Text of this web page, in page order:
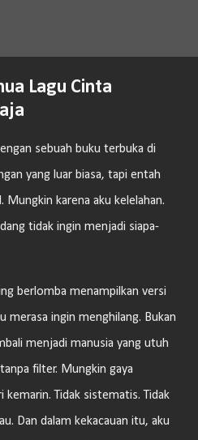
konten utama
Lagu Cinta
sebuah buku terbuka di
yang luar biasa, tapi entah
Mungkin karena aku kelelahan.
tidak ingin menjadi siapa-
berlomba menampilkan versi
merasa ingin menghilang. Bukan
menjadi manusia yang utuh
filter. Mungkin gaya
kemarin. Tidak sistematis. Tidak
Dan dalam kekacauan itu, aku